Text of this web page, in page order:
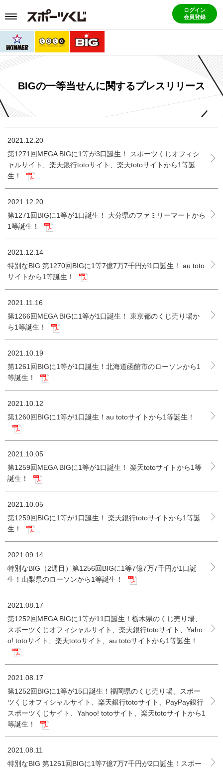
ログイン
会員登録
BIGの一等当せんに関するプレスリリース
2021.12.20
第1271回MEGA BIGに1等が3口誕生！ スポーツくじオフィシ
ャルサイト、楽天銀行totoサイト、楽天totoサイトから1等誕
生！
2021.12.20
第1271回BIGに1等が1口誕生！ 大分県のファミリーマートから
1等誕生！
2021.12.14
特別なBIG 第1270回BIGに1等7億7万7千円が1口誕生！ au toto
サイトから1等誕生！
2021.11.16
第1266回MEGA BIGに1等が1口誕生！ 東京都のくじ売り場か
ら1等誕生！
2021.10.19
第1261回BIGに1等が1口誕生！北海道函館市のローソンから1
等誕生！
2021.10.12
第1260回BIGに1等が1口誕生！au totoサイトから1等誕生！
2021.10.05
第1259回MEGA BIGに1等が1口誕生！ 楽天totoサイトから1等
誕生！
2021.10.05
第1259回BIGに1等が1口誕生！ 楽天銀行totoサイトから1等誕
生！
2021.09.14
特別なBIG（2週目）第1256回BIGに1等7億7万7千円が1口誕
生！山梨県のローソンから1等誕生！
2021.08.17
第1252回MEGA BIGに1等が11口誕生！栃木県のくじ売り場、
スポーツくじオフィシャルサイト、楽天銀行totoサイト、Yaho
o! totoサイト、楽天totoサイト、au totoサイトから1等誕生！
2021.08.17
第1252回BIGに1等が15口誕生！福岡県のくじ売り場、スポー
ツくじオフィシャルサイト、楽天銀行totoサイト、PayPay銀行
スポーツくじサイト、Yahoo! totoサイト、楽天totoサイトから1
等誕生！
2021.08.11
特別なBIG 第1251回BIGに1等7億7万7千円が2口誕生！スポー